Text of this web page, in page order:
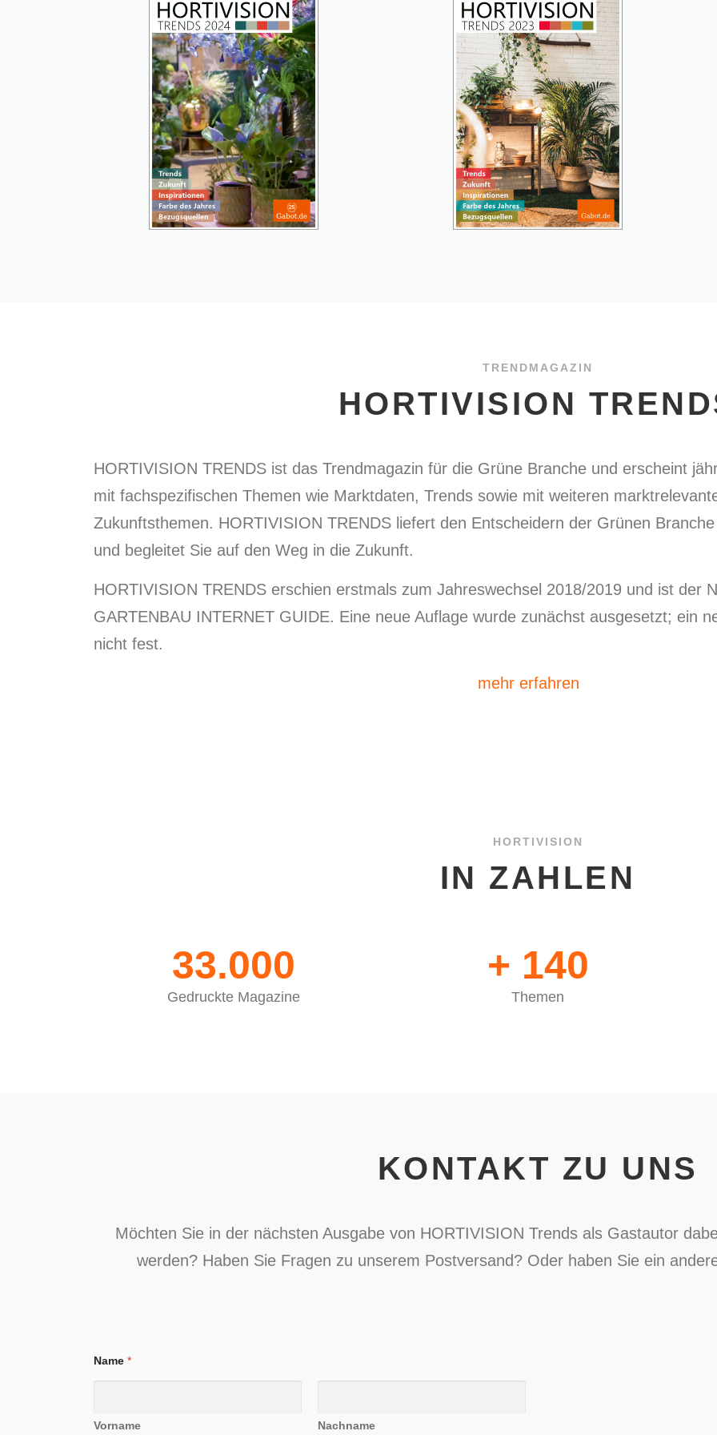
TRENDMAGAZIN
HORTIVISION
HORTIVISION TRENDS ist das Trendmagazin für die Grüne Branche und erscheint
mit fachspezifischen Themen wie Marktdaten, Trends sowie mit weiteren
Zukunftsthemen. HORTIVISION TRENDS liefert den Entscheidern der Grünen
und begleitet Sie auf den Weg in die Zukunft.
HORTIVISION TRENDS erschien erstmals zum Jahreswechsel 2018/2019 und ist der
GARTENBAU INTERNET GUIDE. Eine neue Auflage wurde zunächst ausgesetzt; ein
nicht fest.
mehr erfahren
HORTIVISION
IN ZAHLEN
33.000
Gedruckte Magazine
+ 140
Themen
KONTAKT ZU UNS
Möchten Sie in der nächsten Ausgabe von HORTIVISION Trends als Gastautor
werden? Haben Sie Fragen zu unserem Postversand? Oder haben Sie ein
Name *
Vorname Nachname